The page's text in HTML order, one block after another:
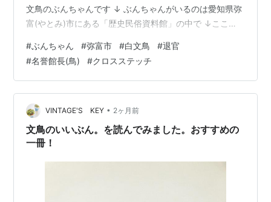
文鳥のぶんちゃんです ↓ ぶんちゃんがいるのは愛知県弥
富(やとみ)市にある「歴史民俗資料館」の中で ↓ここ
す。 ぶんちゃんの勤務場所 ↓（手前：ぶんちゃん、奥：
桜文鳥さくらくんの鳥かご） 文鳥職員として活動してき
たぶんちゃんですが 今年、８才のお誕生日を迎えるにあ
たって高齢となってきたため引退することになったので
す。 ぶんちゃん、おつかれさまでした！ 私は以前、ぶん
ちゃんに手に乗ってもらったり…
#ぶんちゃん #弥富市 #白文鳥 #退官
#名誉館長(鳥) #クロスステッチ
VINTAGE'S KEY • 2ヶ月前
文鳥のいいぶん。を読んでみました。おすすめの
一冊！